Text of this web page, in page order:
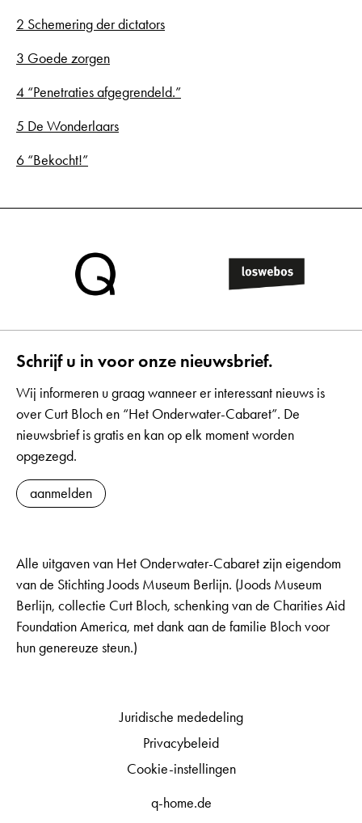
2 Schemering der dictators
3 Goede zorgen
4 “Penetraties afgegrendeld.”
5 De Wonderlaars
6 “Bekocht!”
Schrijf u in voor onze nieuwsbrief.
Wij informeren u graag wanneer er interessant nieuws is
over Curt Bloch en “Het Onderwater-Cabaret”. De
nieuwsbrief is gratis en kan op elk moment worden
opgezegd.
aanmelden
Alle uitgaven van Het Onderwater-Cabaret zijn eigendom
van de Stichting Joods Museum Berlijn. (Joods Museum
Berlijn, collectie Curt Bloch, schenking van de Charities Aid
Foundation America, met dank aan de familie Bloch voor
hun genereuze steun.)
q-home.de
Juridische mededeling
Privacybeleid
Cookie-instellingen